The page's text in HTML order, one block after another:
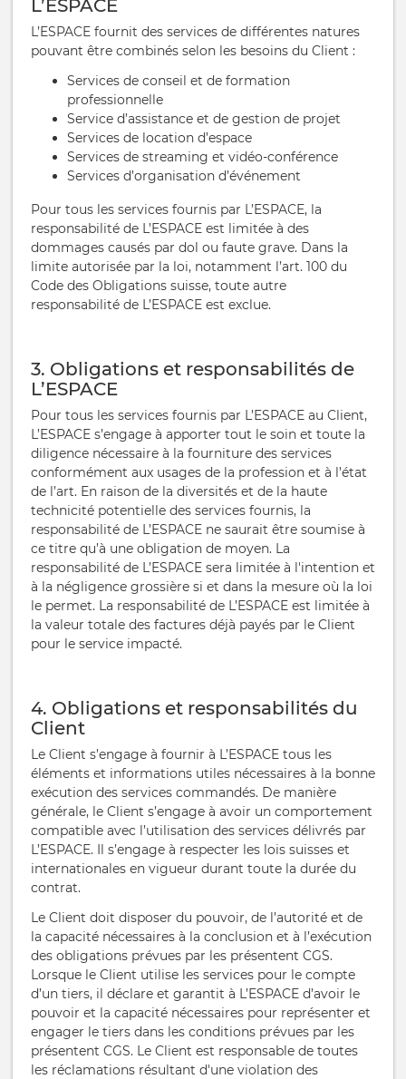
L’ESPACE
L’ESPACE fournit des services de différentes natures
pouvant être combinés selon les besoins du Client :
Services de conseil et de formation
professionnelle
Service d’assistance et de gestion de projet
Services de location d’espace
Services de streaming et vidéo-conférence
Services d’organisation d’événement
Pour tous les services fournis par L’ESPACE, la
responsabilité de L’ESPACE est limitée à des
dommages causés par dol ou faute grave. Dans la
limite autorisée par la loi, notamment l’art. 100 du
Code des Obligations suisse, toute autre
responsabilité de L’ESPACE est exclue.
3. Obligations et responsabilités de
L’ESPACE
Pour tous les services fournis par L’ESPACE au Client,
L’ESPACE s’engage à apporter tout le soin et toute la
diligence nécessaire à la fourniture des services
conformément aux usages de la profession et à l’état
de l’art. En raison de la diversités et de la haute
technicité potentielle des services fournis, la
responsabilité de L’ESPACE ne saurait être soumise à
ce titre qu’à une obligation de moyen. La
responsabilité de L’ESPACE sera limitée à l'intention et
à la négligence grossière si et dans la mesure où la loi
le permet. La responsabilité de L’ESPACE est limitée à
la valeur totale des factures déjà payés par le Client
pour le service impacté.
4. Obligations et responsabilités du
Client
Le Client s’engage à fournir à L’ESPACE tous les
éléments et informations utiles nécessaires à la bonne
exécution des services commandés. De manière
générale, le Client s’engage à avoir un comportement
compatible avec l’utilisation des services délivrés par
L’ESPACE. Il s’engage à respecter les lois suisses et
internationales en vigueur durant toute la durée du
contrat.
Le Client doit disposer du pouvoir, de l’autorité et de
la capacité nécessaires à la conclusion et à l’exécution
des obligations prévues par les présentent CGS.
Lorsque le Client utilise les services pour le compte
d’un tiers, il déclare et garantit à L’ESPACE d’avoir le
pouvoir et la capacité nécessaires pour représenter et
engager le tiers dans les conditions prévues par les
présentent CGS. Le Client est responsable de toutes
les réclamations résultant d'une violation des